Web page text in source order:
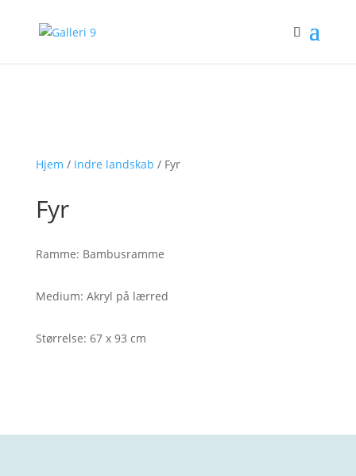
Hjem / Indre landskab / Fyr
Fyr
Ramme: Bambusramme
Medium: Akryl på lærred
Størrelse: 67 x 93 cm